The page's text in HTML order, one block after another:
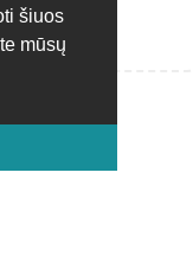
šiuos
mūsų